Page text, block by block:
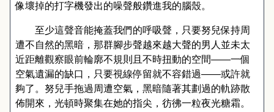
像壞掉的打字機發出的噪聲般鑽進我的腦殼。
至少這聲音能掩蓋我們的呼吸聲，只要努兒保持周
遭不自然的黑暗，那群腳步聲越來越大聲的男人並未太
近距離觀察眼前輪廓不規則且不時扭動的空間——一個
空氣遺漏的缺口，只要視線停留就不容錯過——或許就
夠了。努兒手拖過周遭空氣，黑暗隨著其劃過的軌跡散
佈開來，光頓時聚集在她的指尖，彷彿一粒夜光糖霜。